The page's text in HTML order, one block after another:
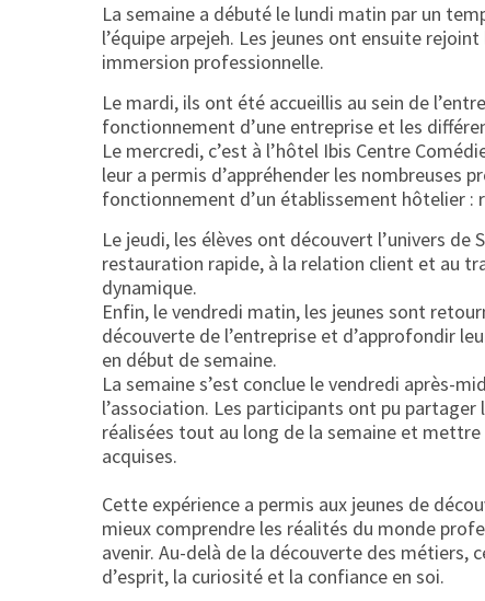
La semaine a débuté le lundi matin par un
l’équipe arpejeh. Les jeunes ont ensuite
immersion professionnelle.
Le mardi, ils ont été accueillis au sein de
fonctionnement d’une entreprise et les
Le mercredi, c’est à l’hôtel Ibis Centre
leur a permis d’appréhender les nombreuses
fonctionnement d’un établissement hôtelier
Le jeudi, les élèves ont découvert l’univers
restauration rapide, à la relation client et au
dynamique.
Enfin, le vendredi matin, les jeunes sont
découverte de l’entreprise et d’approfondir
en début de semaine.
La semaine s’est conclue le vendredi après-
l’association. Les participants ont pu
réalisées tout au long de la semaine et
acquises.
Cette expérience a permis aux jeunes de
mieux comprendre les réalités du monde
avenir. Au-delà de la découverte des métiers,
d’esprit, la curiosité et la confiance en soi.